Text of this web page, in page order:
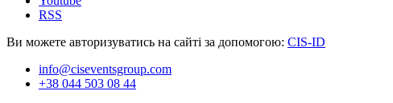
RSS
Ви можете авторизуватись на сайті за допомогою: CIS-ID
info@ciseventsgroup.com
+38 044 503 08 44